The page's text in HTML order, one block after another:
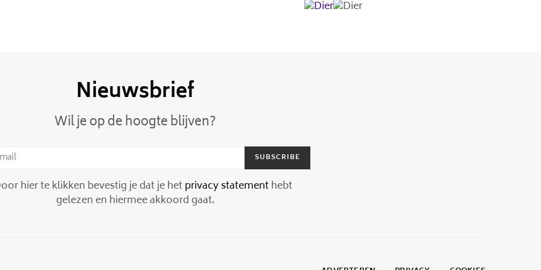
Nieuwsbrief
Wil je op de hoogte blijven?
SUBSCRIBE
hier te klikken bevestig je dat je hetprivacy statementhebt
gelezen en hiermee akkoord gaat.